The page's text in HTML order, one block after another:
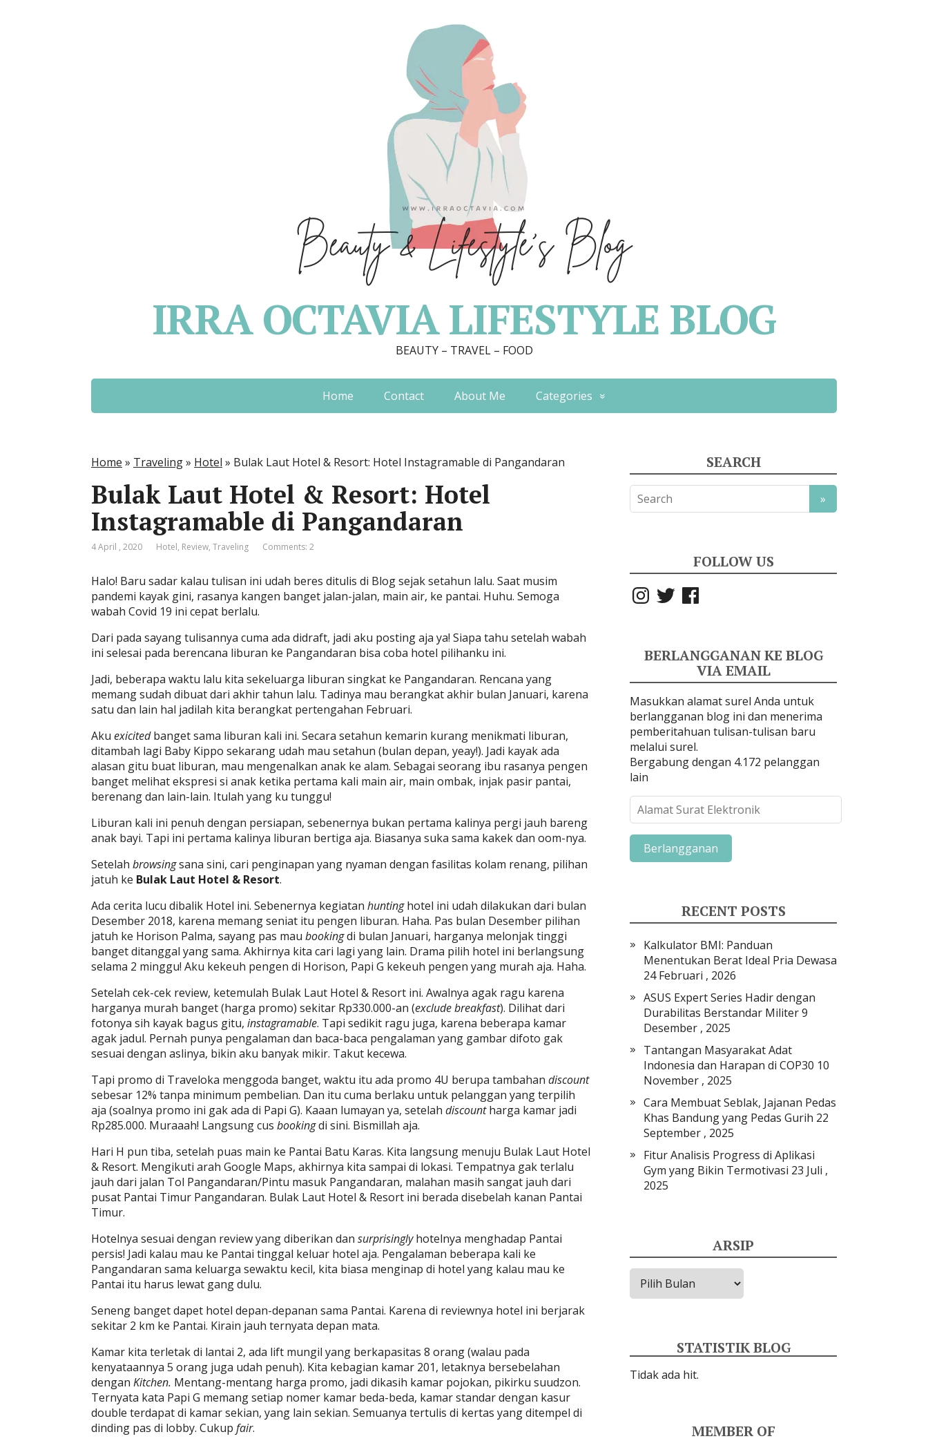
IRRA OCTAVIA LIFESTYLE BLOG
BEAUTY – TRAVEL – FOOD
Home Contact About Me Categories
Home » Traveling» Hotel » Bulak Laut Hotel & Resort: Hotel Instagramable di Pangandaran
Bulak Laut Hotel & Resort: Hotel
Instagramable di Pangandaran
4 April , 2020 Hotel, Review, Traveling Comments: 2
Halo! Baru sadar kalau tulisan ini udah beres ditulis di Blog sejak setahun lalu. Saat musim
pandemi kayak gini, rasanya kangen banget jalan-jalan, main air, ke pantai. Huhu. Semoga
wabah Covid 19 ini cepat berlalu.
Dari pada sayang tulisannya cuma ada didraft, jadi aku posting aja ya! Siapa tahu setelah wabah
ini selesai pada berencana liburan ke Pangandaran bisa coba hotel pilihanku ini.
Jadi, beberapa waktu lalu kita sekeluarga liburan singkat ke Pangandaran. Rencana yang
memang sudah dibuat dari akhir tahun lalu. Tadinya mau berangkat akhir bulan Januari, karena
satu dan lain hal jadilah kita berangkat pertengahan Februari.
Aku exicitedbanget sama liburan kali ini. Secara setahun kemarin kurang menikmati liburan,
ditambah lagi Baby Kippo sekarang udah mau setahun (bulan depan, yeay!). Jadi kayak ada
alasan gitu buat liburan, mau mengenalkan anak ke alam. Sebagai seorang ibu rasanya pengen
banget melihat ekspresi si anak ketika pertama kali main air, main ombak, injak pasir pantai,
berenang dan lain-lain. Itulah yang ku tunggu!
Liburan kali ini penuh dengan persiapan, sebenernya bukan pertama kalinya pergi jauh bareng
anak bayi. Tapi ini pertama kalinya liburan bertiga aja. Biasanya suka sama kakek dan oom-nya.
Setelah browsingsana sini, cari penginapan yang nyaman dengan fasilitas kolam renang, pilihan
jatuh ke Bulak Laut Hotel & Resort.
Ada cerita lucu dibalik Hotel ini. Sebenernya kegiatan huntinghotel ini udah dilakukan dari bulan
Desember 2018, karena memang seniat itu pengen liburan. Haha. Pas bulan Desember pilihan
jatuh ke Horison Palma, sayang pas mau bookingdi bulan Januari, harganya melonjak tinggi
banget ditanggal yang sama. Akhirnya kita cari lagi yang lain. Drama pilih hotel ini berlangsung
selama 2 minggu! Aku kekeuh pengen di Horison, Papi G kekeuh pengen yang murah aja. Haha.
Setelah cek-cek review, ketemulah Bulak Laut Hotel & Resort ini. Awalnya agak ragu karena
harganya murah banget (harga promo) sekitar Rp330.000-an (exclude breakfast). Dilihat dari
fotonya sih kayak bagus gitu, instagramable. Tapi sedikit ragu juga, karena beberapa kamar
agak jadul. Pernah punya pengalaman dan baca-baca pengalaman yang gambar difoto gak
sesuai dengan aslinya, bikin aku banyak mikir. Takut kecewa.
Tapi promo di Traveloka menggoda banget, waktu itu ada promo 4U berupa tambahan discount
sebesar 12% tanpa minimum pembelian. Dan itu cuma berlaku untuk pelanggan yang terpilih
aja (soalnya promo ini gak ada di Papi G). Kaaan lumayan ya, setelah discountharga kamar jadi
Rp285.000. Muraaah! Langsung cus bookingdi sini. Bismillah aja.
Hari H pun tiba, setelah puas main ke Pantai Batu Karas. Kita langsung menuju Bulak Laut Hotel
& Resort. Mengikuti arah Google Maps, akhirnya kita sampai di lokasi. Tempatnya gak terlalu
jauh dari jalan Tol Pangandaran/Pintu masuk Pangandaran, malahan masih sangat jauh dari
pusat Pantai Timur Pangandaran. Bulak Laut Hotel & Resort ini berada disebelah kanan Pantai
Timur.
Hotelnya sesuai dengan review yang diberikan dan surprisinglyhotelnya menghadap Pantai
persis! Jadi kalau mau ke Pantai tinggal keluar hotel aja. Pengalaman beberapa kali ke
Pangandaran sama keluarga sewaktu kecil, kita biasa menginap di hotel yang kalau mau ke
Pantai itu harus lewat gang dulu.
Seneng banget dapet hotel depan-depanan sama Pantai. Karena di reviewnya hotel ini berjarak
sekitar 2 km ke Pantai. Kirain jauh ternyata depan mata.
Kamar kita terletak di lantai 2, ada lift mungil yang berkapasitas 8 orang (walau pada
kenyataannya 5 orang juga udah penuh). Kita kebagian kamar 201, letaknya bersebelahan
dengan Kitchen. Mentang-mentang harga promo, jadi dikasih kamar pojokan, pikirku suudzon.
Ternyata kata Papi G memang setiap nomer kamar beda-beda, kamar standar dengan kasur
double terdapat di kamar sekian, yang lain sekian. Semuanya tertulis di kertas yang ditempel di
dinding pas di lobby. Cukup fair.
SEARCH
FOLLOW US
Instagram
TwitterFacebook
BERLANGGANAN KE BLOG
VIA EMAIL
Masukkan alamat surel Anda untuk
berlangganan blog ini dan menerima
pemberitahuan tulisan-tulisan baru
melalui surel.
Bergabung dengan 4.172 pelanggan
lain
l
a
a
r
a
e
r
k
RECENT POSTS
Kalkulator BMI: Panduan
Menentukan Berat Ideal Pria Dewasa
24 Februari , 2026
ASUS Expert Series Hadir dengan
Durabilitas Berstandar Militer9
Desember , 2025
Tantangan Masyarakat Adat
Indonesia dan Harapan di COP30 10
November , 2025
Cara Membuat Seblak, Jajanan Pedas
Khas Bandung yang Pedas Gurih 22
September , 2025
Fitur Analisis Progress di Aplikasi
Gym yang Bikin Termotivasi 23 Juli ,
2025
ARSIP
Arsip
STATISTIK BLOG
Tidak ada hit.
MEMBER OF